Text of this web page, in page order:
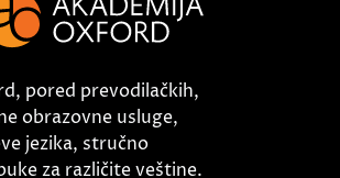
pored prevodilačkih,
obrazovne usluge,
jezika, stručno
za različite veštine.